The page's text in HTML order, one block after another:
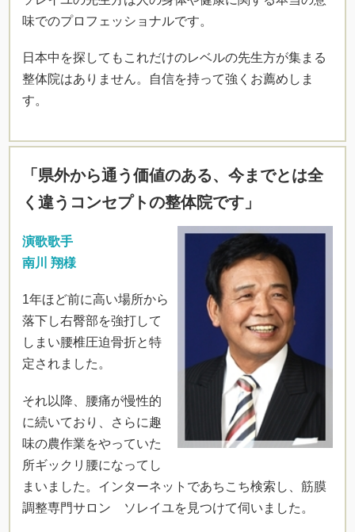
味でのプロフェッショナルです。
日本中を探してもこれだけのレベルの先生方が集まる
整体院はありません。自信を持って強くお薦めしま
す。
「県外から通う価値のある、今までとは全
く違うコンセプトの整体院です」
演歌歌手
南川 翔様
1年ほど前に高い場所から
落下し右臀部を強打して
しまい腰椎圧迫骨折と特
定されました。
それ以降、腰痛が慢性的
に続いており、さらに趣
味の農作業をやっていた
所ギックリ腰になってし
まいました。インターネットであちこち検索し、筋膜
調整専門サロン ソレイユを見つけて伺いました。